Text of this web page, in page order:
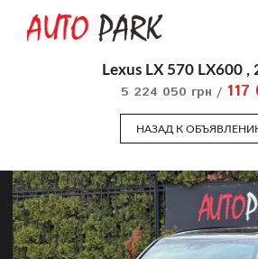
Lexus LX 570 LX600 ,
5 224 050 грн / 117
НАЗАД К